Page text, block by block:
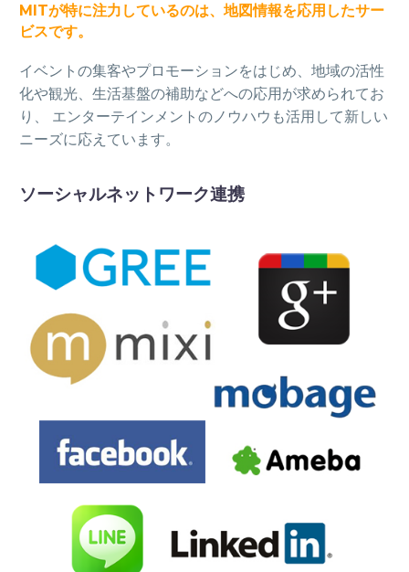
MITが特に注力しているのは、地図情報を応用したサー
ビスです。
イベントの集客やプロモーションをはじめ、地域の活性
化や観光、生活基盤の補助などへの応用が求められてお
り、 エンターテインメントのノウハウも活用して新しい
ニーズに応えています。
ソーシャルネットワーク連携